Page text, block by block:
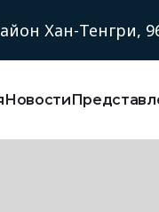
Хан-Тенгри,
Новости